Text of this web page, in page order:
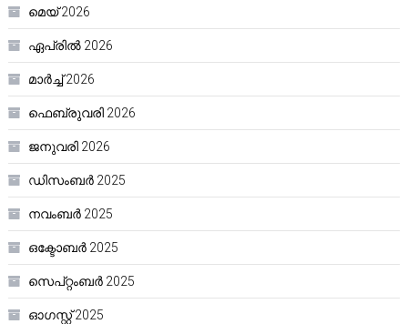
മെയ്‌ 2026
ഏപ്രിൽ 2026
മാർച്ച്‌ 2026
ഫെബ്രുവരി 2026
ജനുവരി 2026
ഡിസംബർ 2025
നവംബർ 2025
ഒക്ടോബർ 2025
സെപ്റ്റംബർ 2025
ഓഗസ്റ്റ്‌ 2025